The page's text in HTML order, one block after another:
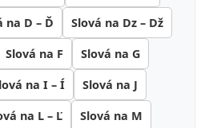
na D – Ď Slová na Dz – Dž
Slová na F Slová na G
na I – Í Slová na J
na L – Ľ Slová na M